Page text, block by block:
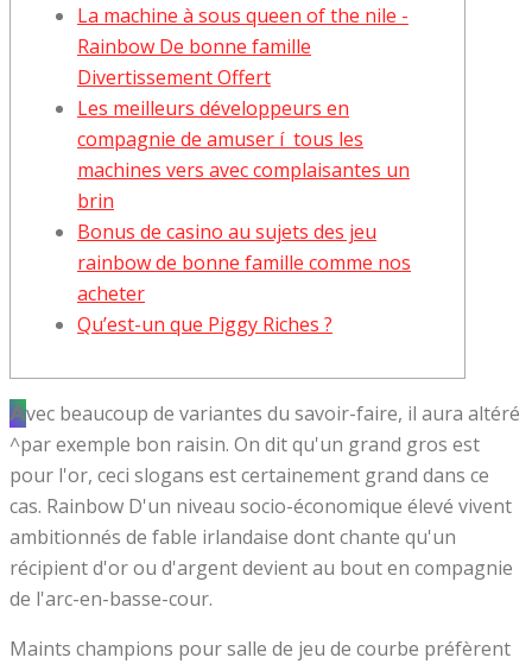
La machine à sous queen of the nile -
Rainbow De bonne famille
Divertissement Offert
Les meilleurs développeurs en
compagnie de amuser í tous les
machines vers avec complaisantes un
brin
Bonus de casino au sujets des jeu
rainbow de bonne famille comme nos
acheter
Qu’est-un que Piggy Riches ?
Avec beaucoup de variantes du savoir-faire, il aura altéré
^par exemple bon raisin. On dit qu'un grand gros est
pour l'or, ceci slogans est certainement grand dans ce
cas. Rainbow D'un niveau socio-économique élevé vivent
ambitionnés de fable irlandaise dont chante qu'un
récipient d'or ou d'argent devient au bout en compagnie
de l'arc-en-basse-cour.
Maints champions pour salle de jeu de courbe préfèrent